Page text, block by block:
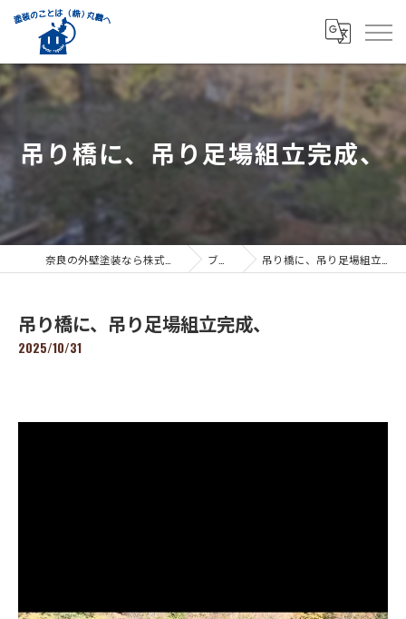
吊り橋に、吊り足場組立完成、
ブログ 吊り橋に、吊り足場組立完成、
吊り橋に、吊り足場組立完成、
2025/10/31